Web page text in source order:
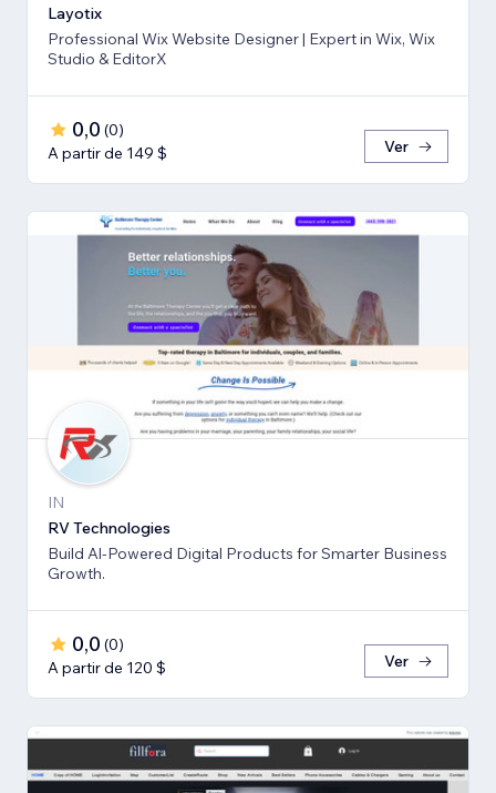
Layotix
Professional Wix Website Designer | Expert in Wix, Wix
Studio & EditorX
0,0 (0)
A partir de 149 $
Ver
IN
RV Technologies
Build Al-Powered Digital Products for Smarter Business
Growth.
0,0 (0)
A partir de 120 $
Ver